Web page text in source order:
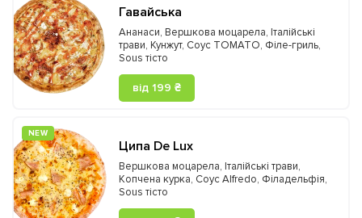
Гавайська
Ананаси, Вершкова моцарела, Італійські
трави, Кунжут, Соус TOMATO, Філе-гриль,
Sous тісто
від 199 ₴
NEW
Ципа De Lux
Вершкова моцарела, Італійські трави,
Копчена курка, Соус Alfredo, Філадельфія,
Sous тісто